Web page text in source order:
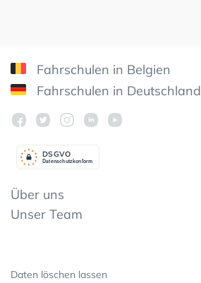
Fahrschulen in Belgien
Fahrschulen in Deutschland
Datenschutzkonform
DSGVO
Über uns
Unser Team
Daten löschen lassen